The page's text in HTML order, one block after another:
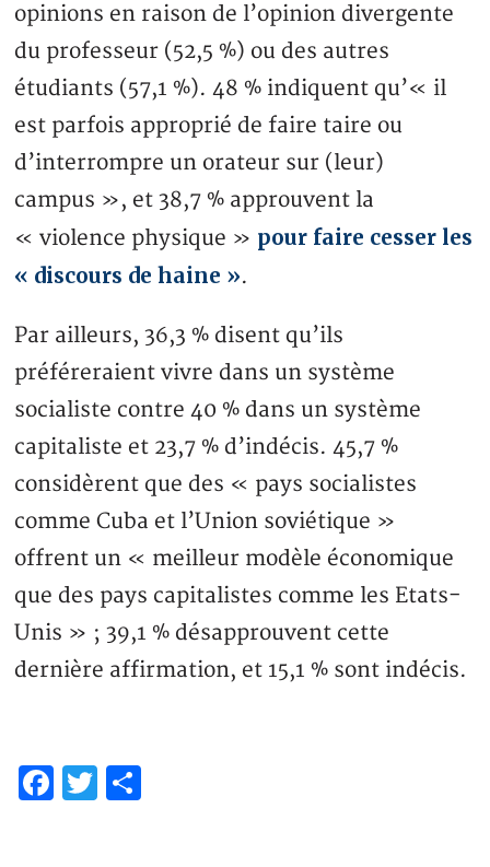
opinions en raison de l’opinion divergente
du professeur (52,5 %) ou des autres
étudiants (57,1 %). 48 % indiquent qu’« il
est parfois approprié de faire taire ou
d’interrompre un orateur sur (leur)
campus », et 38,7 % approuvent la
« violence physique » pour faire cesser les
« discours de haine ».
Par ailleurs, 36,3 % disent qu’ils
préféreraient vivre dans un système
socialiste contre 40 % dans un système
capitaliste et 23,7 % d’indécis. 45,7 %
considèrent que des « pays socialistes
comme Cuba et l’Union soviétique »
offrent un « meilleur modèle économique
que des pays capitalistes comme les Etats-
Unis » ; 39,1 % désapprouvent cette
dernière affirmation, et 15,1 % sont indécis.
Facebook
Twitter